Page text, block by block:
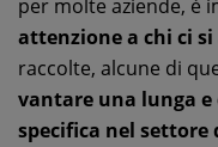
per molte aziende, è
attenzione a chi ci
raccolte, alcune di
vantare una lunga e
specifica nel settore